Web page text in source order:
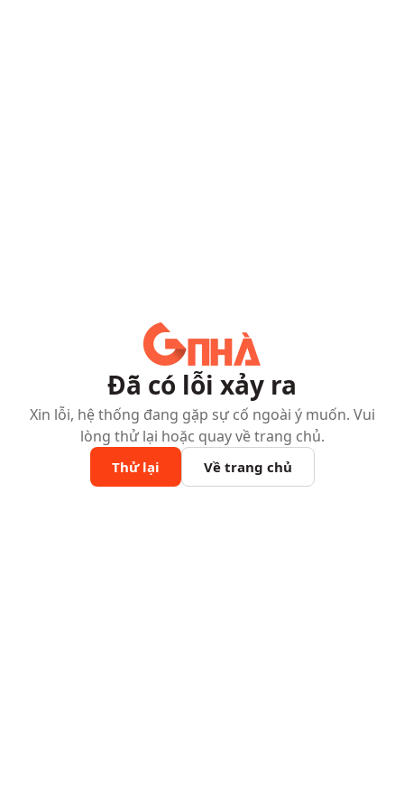
Đã có lỗi xảy ra
Xin lỗi, hệ thống đang gặp sự cố ngoài ý muốn. Vui
lòng thử lại hoặc quay về trang chủ.
Thử lại Về trang chủ